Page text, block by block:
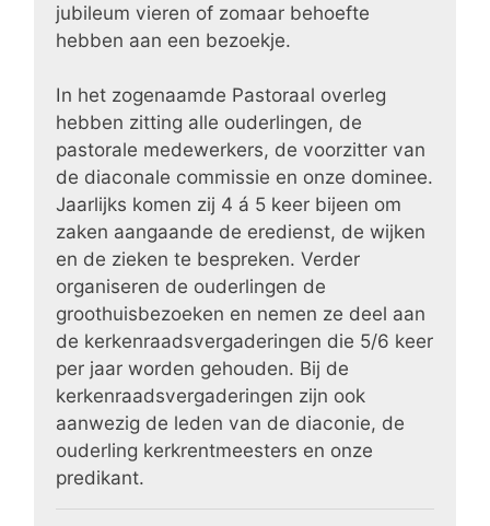
jubileum vieren of zomaar behoefte
hebben aan een bezoekje.
In het zogenaamde Pastoraal overleg
hebben zitting alle ouderlingen, de
pastorale medewerkers, de voorzitter van
de diaconale commissie en onze dominee.
Jaarlijks komen zij 4 á 5 keer bijeen om
zaken aangaande de eredienst, de wijken
en de zieken te bespreken. Verder
organiseren de ouderlingen de
groothuisbezoeken en nemen ze deel aan
de kerkenraadsvergaderingen die 5/6 keer
per jaar worden gehouden. Bij de
kerkenraadsvergaderingen zijn ook
aanwezig de leden van de diaconie, de
ouderling kerkrentmeesters en onze
predikant.